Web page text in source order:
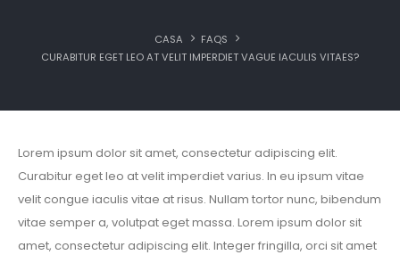
CASA
FAQS
CURABITUR EGET LEO AT VELIT IMPERDIET VAGUE IACULIS VITAES?
Lorem ipsum dolor sit amet, consectetur adipiscing elit.
Curabitur eget leo at velit imperdiet varius. In eu ipsum vitae
velit congue iaculis vitae at risus. Nullam tortor nunc, bibendum
vitae semper a, volutpat eget massa. Lorem ipsum dolor sit
amet, consectetur adipiscing elit. Integer fringilla, orci sit amet